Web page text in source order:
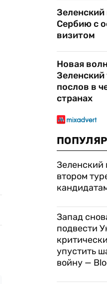
Зеленский
Сербию с
визитом
Новая
Зеленский
послов в
странах
Зеленский
втором
Запад
подвести
упустить
войну —